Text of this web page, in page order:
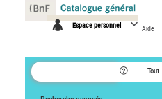
Espace personnel Aide
Tout
Panneau de gestion des cookies